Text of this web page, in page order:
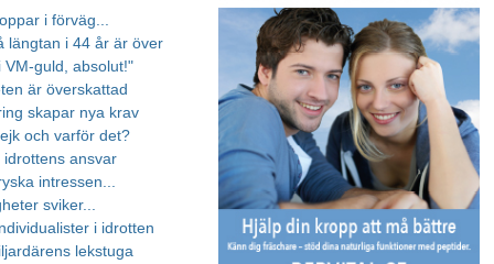
i förväg...
längtan i 44 år är över
VM-guld, absolut!"
är överskattad
skapar nya krav
och varför det?
idrottens ansvar
intressen...
sviker...
i idrotten
lekstuga